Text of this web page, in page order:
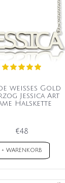
weißes Gold
Jessica Art
Halskette
€48
+ WARENKORB